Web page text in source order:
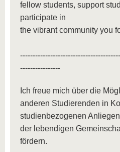
fellow students, support
participate in
the vibrant community you
----------------
Ich freue mich über die
anderen Studierenden in
studienbezogenen
der lebendigen
fördern.